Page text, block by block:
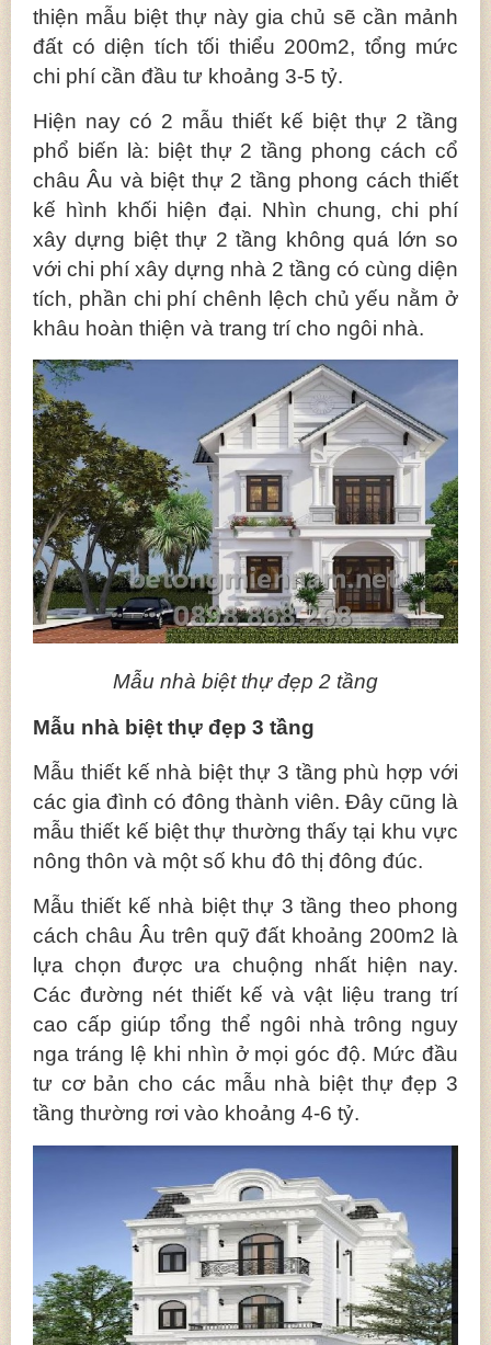
thiện mẫu biệt thự này gia chủ sẽ cần mảnh
đất có diện tích tối thiểu 200m2, tổng mức
chi phí cần đầu tư khoảng 3-5 tỷ.
Hiện nay có 2 mẫu thiết kế biệt thự 2 tầng
phổ biến là: biệt thự 2 tầng phong cách cổ
châu Âu và biệt thự 2 tầng phong cách thiết
kế hình khối hiện đại. Nhìn chung, chi phí
xây dựng biệt thự 2 tầng không quá lớn so
với chi phí xây dựng nhà 2 tầng có cùng diện
tích, phần chi phí chênh lệch chủ yếu nằm ở
khâu hoàn thiện và trang trí cho ngôi nhà.
Mẫu nhà biệt thự đẹp 2 tầng
Mẫu nhà biệt thự đẹp 3 tầng
Mẫu thiết kế nhà biệt thự 3 tầng phù hợp với
các gia đình có đông thành viên. Đây cũng là
mẫu thiết kế biệt thự thường thấy tại khu vực
nông thôn và một số khu đô thị đông đúc.
Mẫu thiết kế nhà biệt thự 3 tầng theo phong
cách châu Âu trên quỹ đất khoảng 200m2 là
lựa chọn được ưa chuộng nhất hiện nay.
Các đường nét thiết kế và vật liệu trang trí
cao cấp giúp tổng thể ngôi nhà trông nguy
nga tráng lệ khi nhìn ở mọi góc độ. Mức đầu
tư cơ bản cho các mẫu nhà biệt thự đẹp 3
tầng thường rơi vào khoảng 4-6 tỷ.